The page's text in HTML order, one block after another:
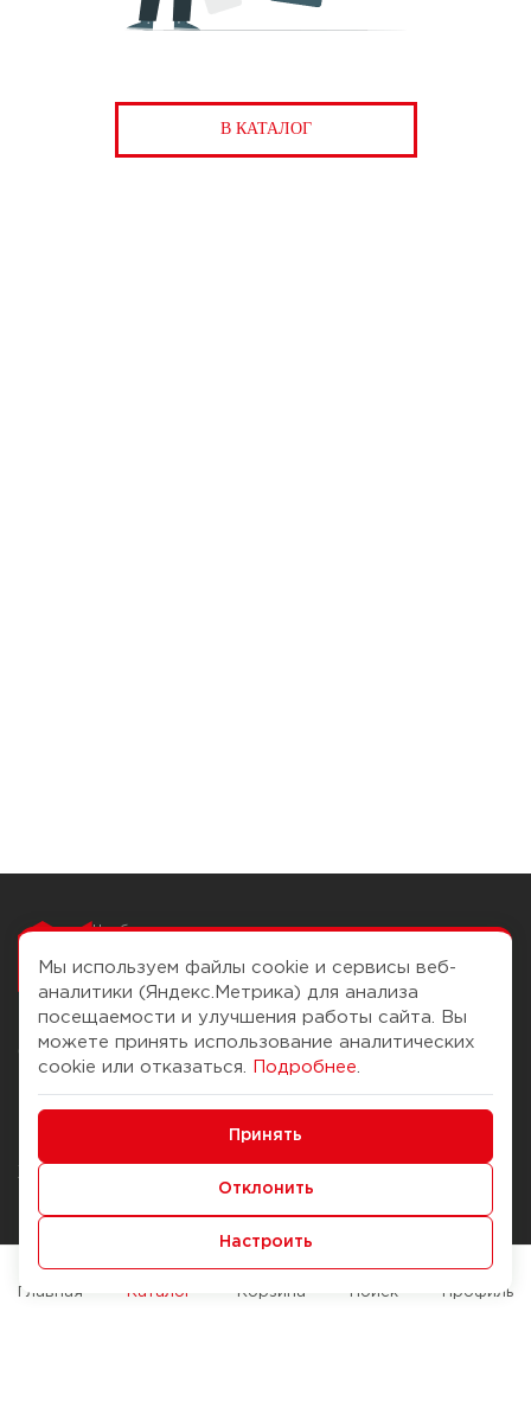
В КАТАЛОГ
Чтобы вам легко
О компании
История Компании
Журнал
Наши марки
Брендирование
Помощь
Доставка и оплата
Способы оплаты
Служба контроля качества
Мы используем файлы cookie и сервисы веб-
аналитики (Яндекс.Метрика) для анализа
посещаемости и улучшения работы сайта. Вы
можете принять использование аналитических
cookie или отказаться.
Подробнее
Принять
Отклонить
Настроить
Главная Каталог Корзина Поиск Профиль